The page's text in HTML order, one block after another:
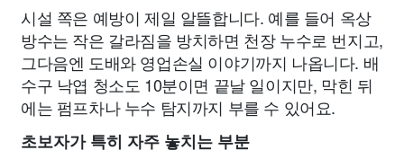
시설 쪽은 예방이 제일 알뜰합니다. 예를 들어 옥상
방수는 작은 갈라짐을 방치하면 천장 누수로 번지고,
그다음엔 도배와 영업손실 이야기까지 나옵니다. 배
수구 낙엽 청소도 10분이면 끝날 일이지만, 막힌 뒤
에는 펌프차나 누수 탐지까지 부를 수 있어요.
초보자가 특히 자주 놓치는 부분